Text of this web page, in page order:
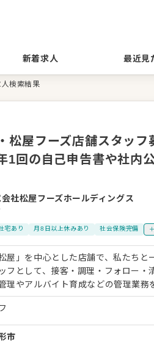
新着求人 最近見
人検索結果
松屋フーズ店舗スタッ
1回の自己申告書や社内
社松屋フーズホールディングス
宅あり 月8日以上休みあり 社会保険完備
屋」を中心とした店舗で、私たち
フとして、接客・調理・フォロー
理やアルバイト育成などの管理業務
対応した研修制度があり、次のキャリ
とを明確に示しています。ステップ
ションを保って成長できます。 【明確なキャリアパス】 ・ス
で店長補佐へ ・ストアマネジャー
市